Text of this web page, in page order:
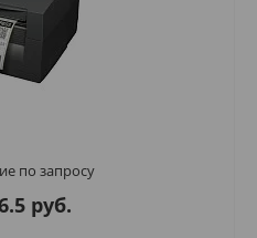
по запросу
руб.